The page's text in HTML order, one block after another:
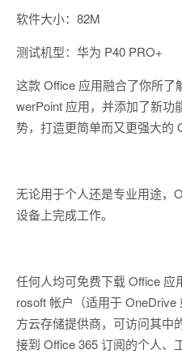
软件大小：82M
测试机型：华为 P40 PRO+
这款 Office 应用融合了你所了
werPoint 应用，并添加了新功
势，打造更简单而又更强大的
无论用于个人还是专业用途，
设备上完成工作。
任何人均可免费下载 Office
rosoft 帐户（适用于
方云存储提供商，可访问其中
接到 Office 365 订阅的个人、